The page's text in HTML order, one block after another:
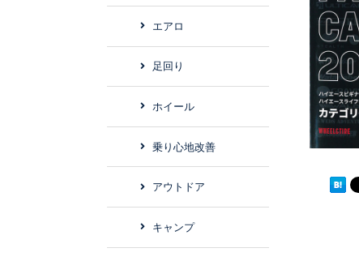
エアロ
足回り
ホイール
乗り心地改善
アウトドア
キャンプ